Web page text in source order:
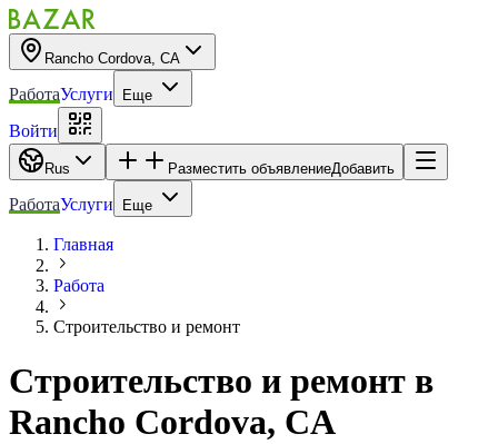
Rancho Cordova, CA
РаботаУслуги Еще
Войти
Rus Разместить объявлениеДобавить
РаботаУслуги Еще
Главная
Работа
Строительство и ремонт
Строительство и ремонт в
Rancho Cordova, CA